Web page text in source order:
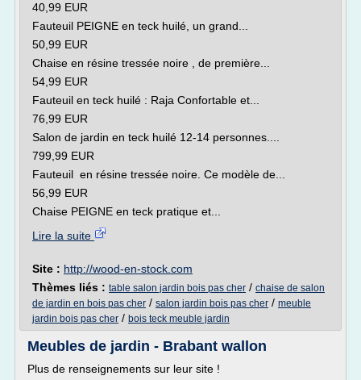
40,99 EUR
Fauteuil PEIGNE en teck huilé, un grand...
50,99 EUR
Chaise en résine tressée noire , de première...
54,99 EUR
Fauteuil en teck huilé : Raja Confortable et...
76,99 EUR
Salon de jardin en teck huilé 12-14 personnes....
799,99 EUR
Fauteuil en résine tressée noire. Ce modèle de...
56,99 EUR
Chaise PEIGNE en teck pratique et...
Lire la suite
Site : http://wood-en-stock.com
Thèmes liés : table salon jardin bois pas cher / chaise de salon
de jardin en bois pas cher / salon jardin bois pas cher / meuble
jardin bois pas cher / bois teck meuble jardin
Meubles de jardin - Brabant wallon
Plus de renseignements sur leur site !